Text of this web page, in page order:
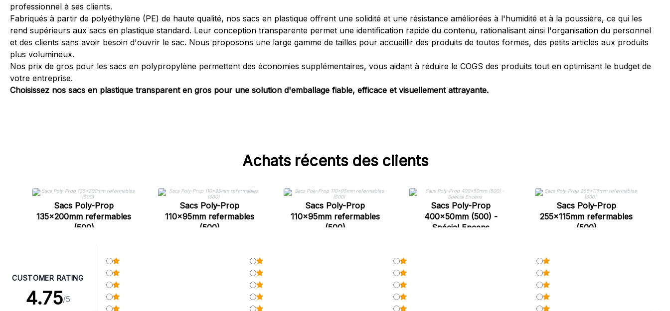
professionnel à ses clients.
Fabriqués à partir de polyéthylène (PE) de haute qualité, nos sacs en plastique offrent une solidité et une résistance améliorées à l'humidité et à la poussière, ce qui les
rend supérieurs aux sacs en plastique standard. Leur conception transparente permet une identification rapide du contenu, rationalisant ainsi l'organisation du personnel
et des clients sans avoir besoin d'ouvrir le sac. Nous proposons une large gamme de tailles pour accueillir des produits de toutes formes, des petits articles aux produits
plus volumineux.
Nos prix de gros pour les sacs en polypropylène permettent des économies supplémentaires, vous aidant à réduire le COGS des produits tout en optimisant le budget de
votre entreprise.
Choisissez nos sacs en plastique transparent en gros pour une solution d'emballage fiable, efficace et visuellement attrayante.
Achats récents des clients
Sacs Poly-Prop
135x200mm refermables
(500)
Sacs Poly-Prop
110x95mm refermables
(500)
Sacs Poly-Prop
110x95mm refermables
(500)
Sacs Poly-Prop
400x50mm (500) -
Spécial Encens
Sacs Poly-Prop
255x115mm refermables
(500)
CUSTOMER RATING
4.75/5